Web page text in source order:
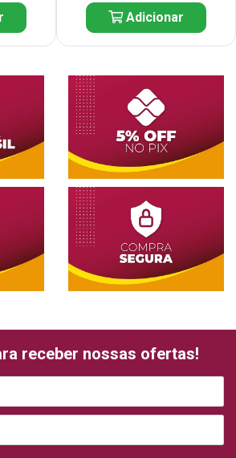
Adicionar
receber nossas ofertas!